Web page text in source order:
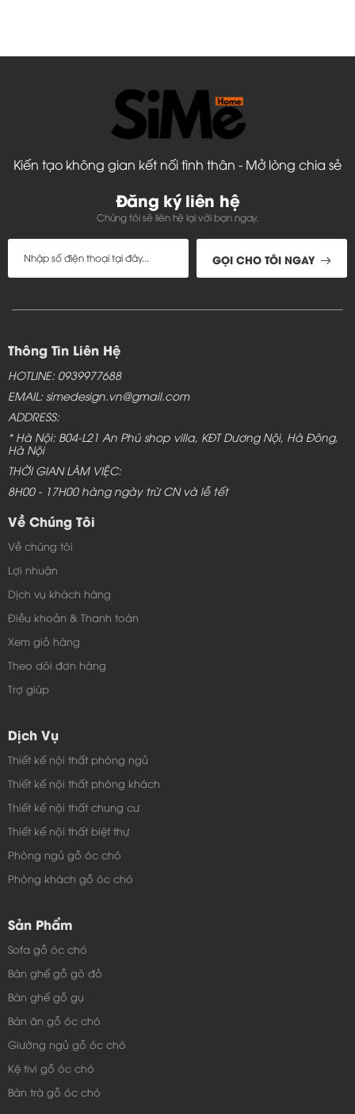
Kiến tạo không gian kết nối tình thân - Mở lòng chia sẻ
Đăng ký liên hệ
Chúng tôi sẽ liên hệ lại với bạn ngay.
GỌI CHO TÔI NGAY
Thông Tin Liên Hệ
HOTLINE: 0939977688
EMAIL: simedesign.vn@gmail.com
ADDRESS:
* Hà Nội: B04-L21 An Phú shop villa, KĐT Dương Nội, Hà Đông,
Hà Nội
THỜI GIAN LÀM VIỆC:
8H00 - 17H00 hàng ngày trừ CN và lễ tết
Về Chúng Tôi
Về chúng tôi
Lợi nhuận
Dịch vụ khách hàng
Điều khoản & Thanh toán
Xem giỏ hàng
Theo dõi đơn hàng
Trợ giúp
Dịch Vụ
Thiết kế nội thất phòng ngủ
Thiết kế nội thất phòng khách
Thiết kế nội thất chung cư
Thiết kế nội thất biệt thự
Phòng ngủ gỗ óc chó
Phòng khách gỗ óc chó
Sản Phẩm
Sofa gỗ óc chó
Bàn ghế gỗ gõ đỏ
Bàn ghế gỗ gụ
Bàn ăn gỗ óc chó
Giường ngủ gỗ óc chó
Kệ tivi gỗ óc chó
Bàn trà gỗ óc chó